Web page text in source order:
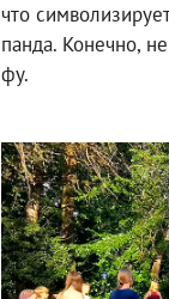
что
панда. Конечно,
фу.